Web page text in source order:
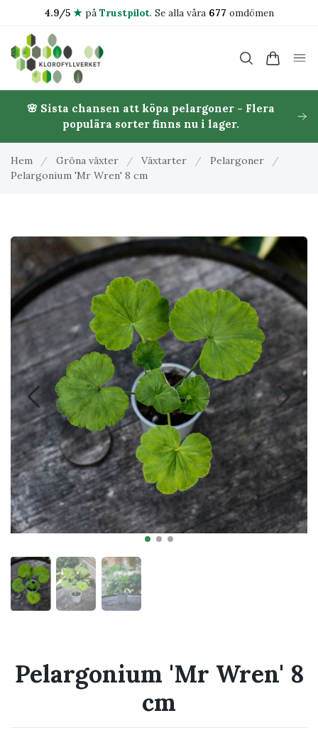
4.9/5 ★på Trustpilot. Se alla våra 677 omdömen
🌸 Sista chansen att köpa pelargoner - Flera
populära sorter finns nu i lager.
Hem / Gröna växter / Växtarter / Pelargoner
/
Pelargonium 'Mr Wren' 8 cm
Pelargonium 'Mr Wren' 8
cm